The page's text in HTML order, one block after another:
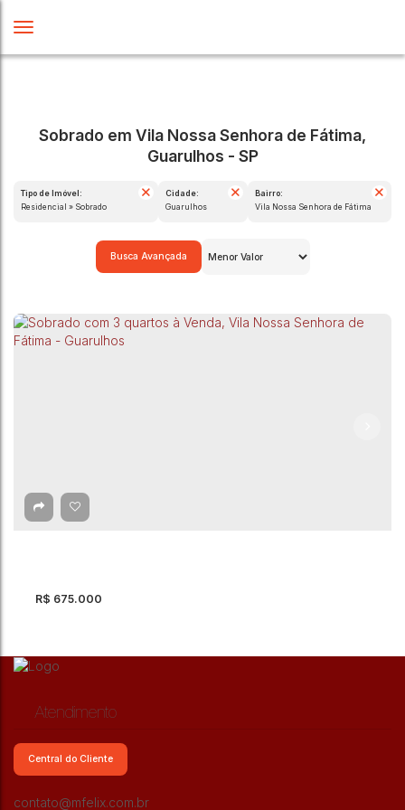
Sobrado em Vila Nossa Senhora de Fátima,
Guarulhos - SP
Tipo de Imóvel:
Residencial » Sobrado
Cidade:
Guarulhos
Bairro:
Vila Nossa Senhora de Fátima
Busca Avançada
Sobrado com 3 quartos à Venda, Vila Nossa
R$ 675.000
Atendimento
Central do Cliente
contato@mfelix.com.br